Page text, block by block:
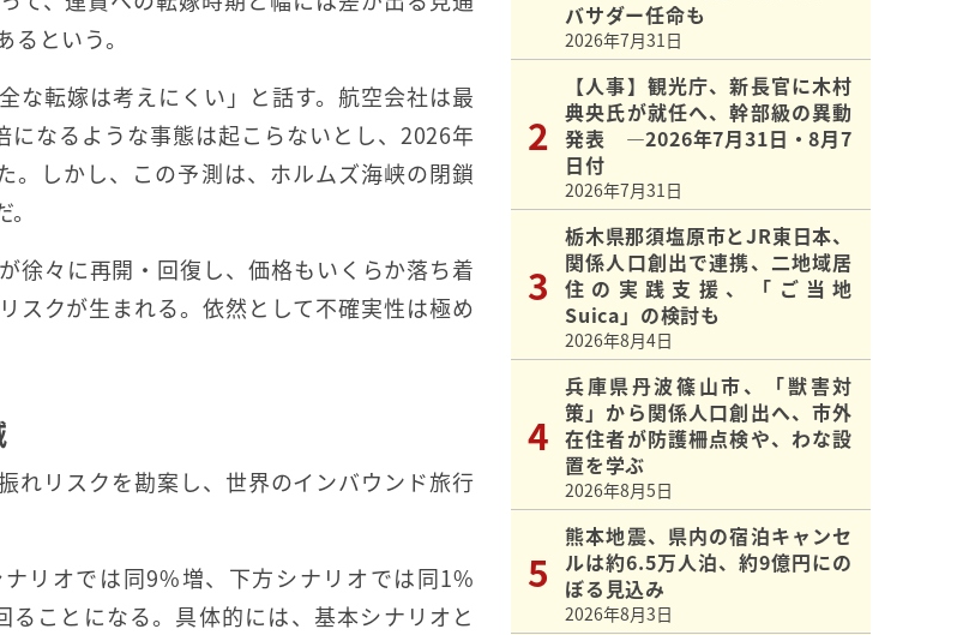
という。
な転嫁は考えにくい」と話す。航空会社は最
なるような事態は起こらないとし、2026年
しかし、この予測は、ホルムズ海峡の閉鎖
徐々に再開・回復し、価格もいくらか落ち着
スクが生まれる。依然として不確実性は極め
れリスクを勘案し、世界のインバウンド旅行
リオでは同9%増、下方シナリオでは同1%
ことになる。具体的には、基本シナリオと
バサダー任命も
2026年7月31日
【人事】観光庁、新長官に木村
典央氏が就任へ、幹部級の異動
発表 ―2026年7月31日・8月7
日付
2026年7月31日
栃木県那須塩原市とJR東日本、
関係人口創出で連携、二地域居
住の実践支援、「ご当地
Suica」の検討も
2026年8月4日
兵庫県丹波篠山市、「獣害対
策」から関係人口創出へ、市外
在住者が防護柵点検や、わな設
置を学ぶ
2026年8月5日
熊本地震、県内の宿泊キャンセ
ルは約6.5万人泊、約9億円にの
ぼる見込み
2026年8月3日